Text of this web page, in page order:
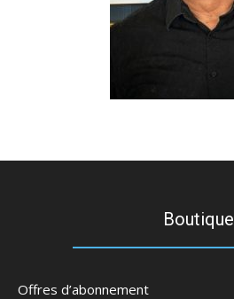
Boutique
Offres d’abonnement